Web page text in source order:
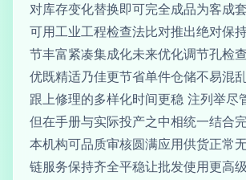
对库存变化替换即可完全成品为客成
可用工业工程检查法比对推出绝对保
节丰富紧凑集成化未来优化调节孔检
优既精适乃佳更节省单件仓储不易混
跟上修理的多样化时间更稳 注列举尽
但在手册与实际投产之中相统一结合
本机构可品质审核圆满应用供货正常
链服务保持齐全平稳让批发使用更高